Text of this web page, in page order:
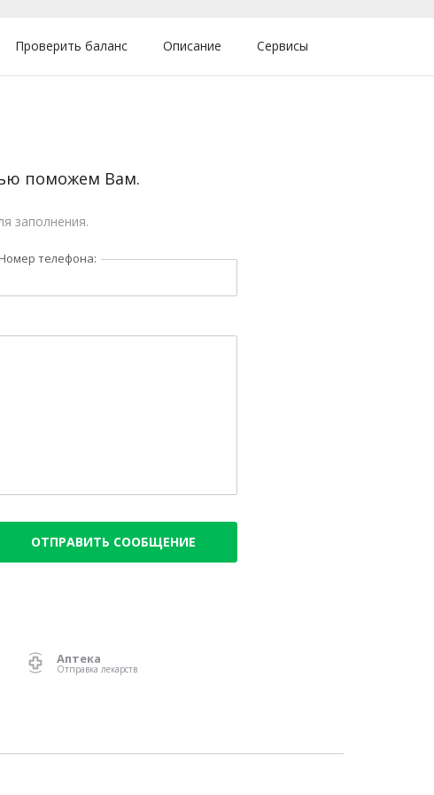
Проверить баланс Описание Сервисы
поможем Вам.
заполнения.
телефона:
ОТПРАВИТЬ СООБЩЕНИЕ
Аптека
Отправка лекарств